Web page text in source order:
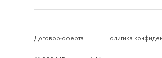
Договор-оферта Политика